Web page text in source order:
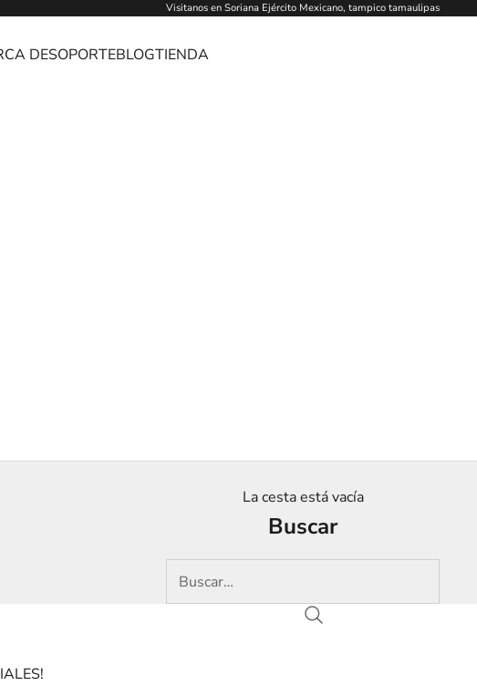
Visitanos en Soriana Ejército Mexicano, tampico tamaulipas
DESOPORTEBLOGTIENDA
La cesta está vacía
Buscar